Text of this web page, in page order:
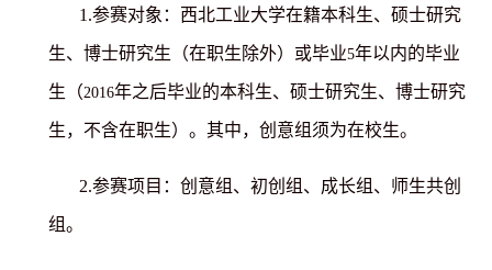
1.参赛对象：西北工业大学在籍本科生、硕士研究
生、博士研究生（在职生除外）或毕业5年以内的毕业
生（2016年之后毕业的本科生、硕士研究生、博士研究
生，不含在职生）。其中，创意组须为在校生。
2.参赛项目：创意组、初创组、成长组、师生共创
组。